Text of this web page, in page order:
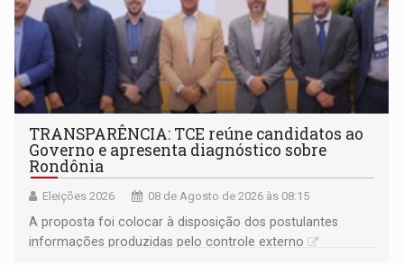
TRANSPARÊNCIA: TCE reúne candidatos ao
Governo e apresenta diagnóstico sobre
Rondônia
Eleições 2026 08 de Agosto de 2026 às 08:15
A proposta foi colocar à disposição dos postulantes
informações produzidas pelo controle externo